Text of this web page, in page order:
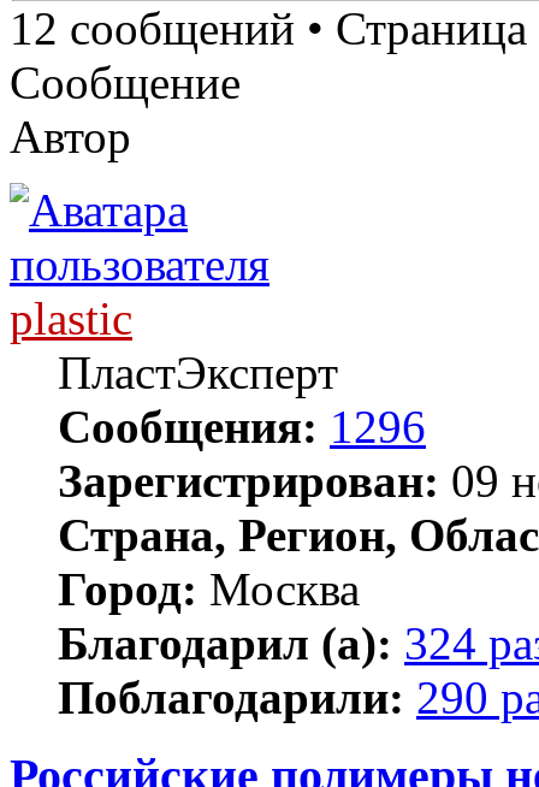
12 сообщений • Страница
Сообщение
Автор
plastic
ПластЭксперт
Сообщения: 1296
Зарегистрирован: 09
Страна, Регион,
Город: Москва
Благодарил (а): 324
Поблагодарили: 290
Российские полимеры